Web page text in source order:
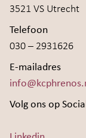
3521 VS Utrecht
Telefoon
030 – 2931626
E-mailadres
Volg ons op